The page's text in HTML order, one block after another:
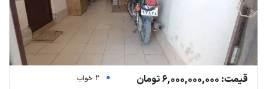
قیمت: 6,000,000,000 تومان
2 خواب